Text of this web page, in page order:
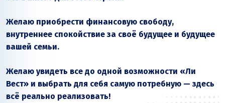
Желаю приобрести финансовую свободу,
внутреннее спокойствие за своё будущее и будущее
вашей семьи.
Желаю увидеть все до одной возможности «Ли
Вест» и выбрать для себя самую потребную — здесь
всё реально реализовать!